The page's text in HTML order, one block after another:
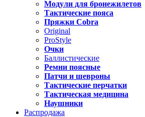
Модули для бронежилетов
Тактические пояса
Пряжки Cobra
Original
ProStyle
Очки
Баллистические
Ремни поясные
Патчи и шевроны
Тактические перчатки
Тактическая медицина
Наушники
Распродажа